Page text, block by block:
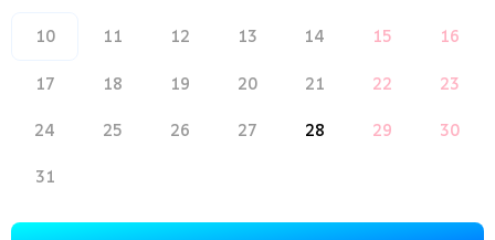
10 11 12 13 14 15 16
17 18 19 20 21 22 23
24 25 26 27 28 29 30
31